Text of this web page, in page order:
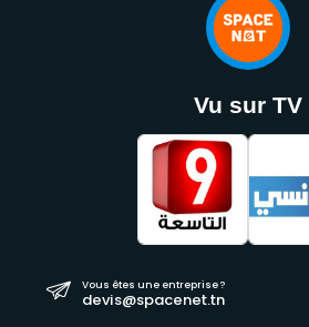
Vu sur TV
Vous êtes une entreprise ?
devis@spacenet.tn